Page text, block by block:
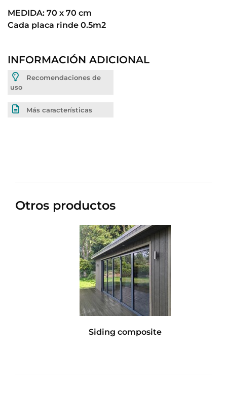
MEDIDA: 70 x 70 cm
Cada placa rinde 0.5m2
INFORMACIÓN ADICIONAL
Recomendaciones de
uso
Más características
Otros productos
Siding composite